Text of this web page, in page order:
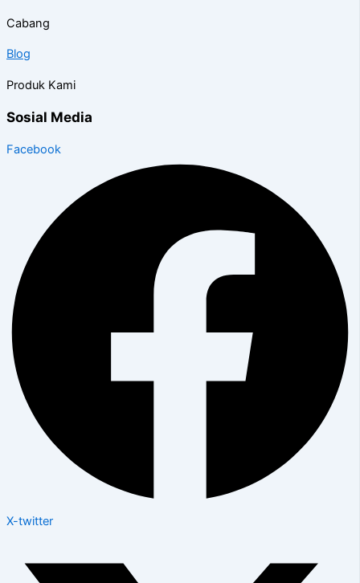
Cabang
Blog
Produk Kami
Sosial Media
Facebook
X-twitter